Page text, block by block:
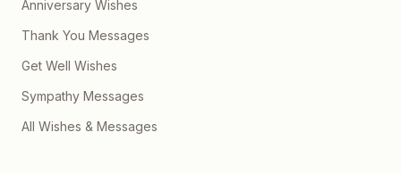
Anniversary Wishes
Thank You Messages
Get Well Wishes
Sympathy Messages
All Wishes & Messages